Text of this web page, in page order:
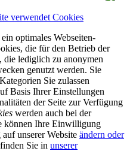
verwendet Cookies
optimales Webseiten-
die für den Betrieb der
die lediglich zu anonymen
genutzt werden. Sie
Sie zulassen
Basis Ihrer Einstellungen
der Seite zur Verfügung
werden auch bei der
können Ihre Einwilligung
unserer Website ändern oder
Sie in unserer